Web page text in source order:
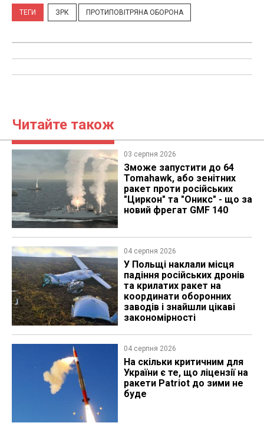
ТЕГИ ЗРК ПРОТИПОВІТРЯНА ОБОРОНА
Читайте також
03 серпня 2026
Зможе запустити до 64
Tomahawk, або зенітних
ракет проти російських
"Циркон" та "Оникс" - що за
новий фрегат GMF 140
04 серпня 2026
У Польщі наклали місця
падіння російських дронів
та крилатих ракет на
координати оборонних
заводів і знайшли цікаві
закономірності
04 серпня 2026
На скільки критичним для
України є те, що ліцензії на
ракети Patriot до зими не
буде